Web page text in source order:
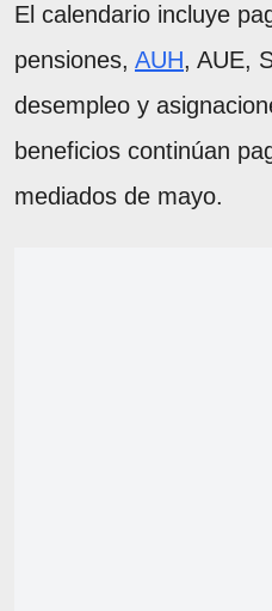
El calendario incluye
pensiones, AUH, AUE,
desempleo y
beneficios continúan
mediados de mayo.